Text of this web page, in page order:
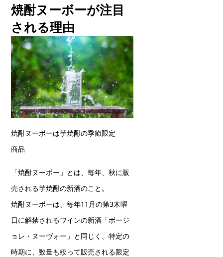
焼酎ヌーボーが注目
される理由
焼酎ヌーボーは芋焼酎の季節限定
商品
「焼酎ヌーボー」とは、毎年、秋に販
売される芋焼酎の新酒のこと。
焼酎ヌーボーは、毎年11月の第3木曜
日に解禁されるワインの新酒「ボージ
ョレ・ヌーヴォー」と同じく、特定の
時期に、数量も絞って販売される限定